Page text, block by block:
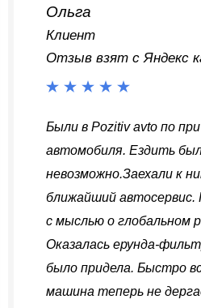
Ольга
Клиент
Отзыв взят с Яндекс
Были в Pozitiv avto по
автомобиля. Ездить
невозможно.Заехали к
ближайший автосервис.
с мыслью о глобальном
Оказалась ерунда-
было придела. Быстро
машина теперь не